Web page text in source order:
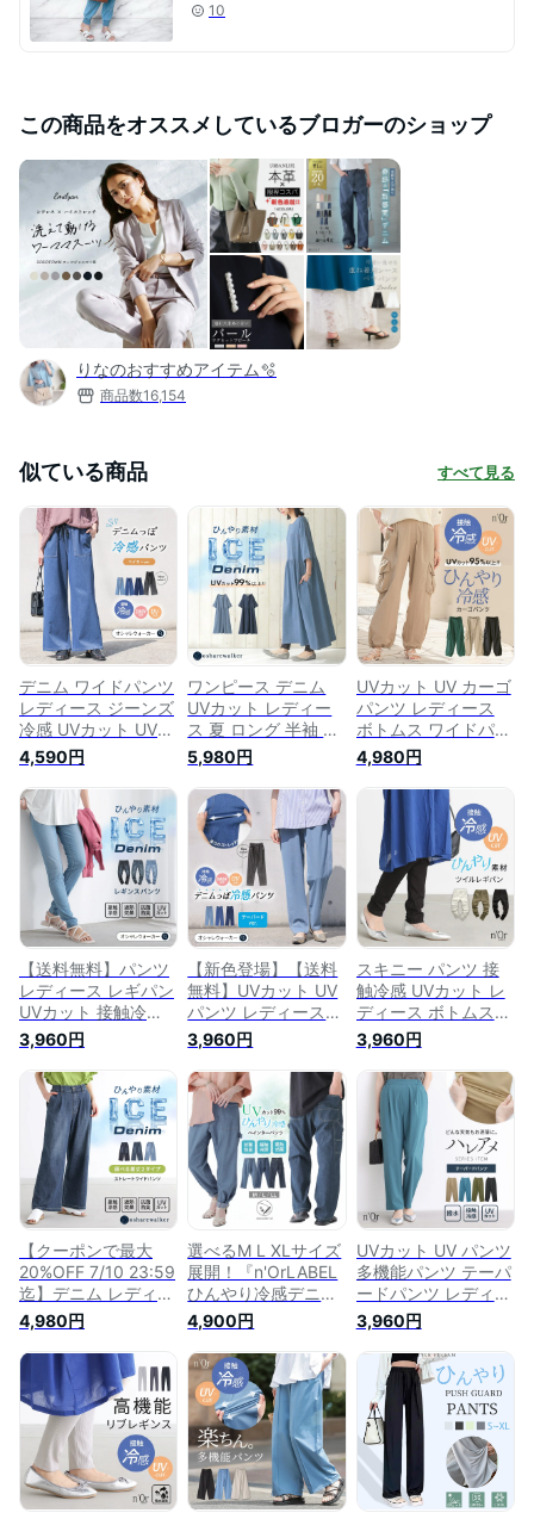
10
この商品をオススメしているブロガーのショップ
りなのおすすめアイテム🫧
商品数16,154
似ている商品 すべて見る
デニム ワイドパンツ
レディース ジーンズ
冷感 UVカット UV
春 夏 ボトムス ロン
グ丈 ジャージー ベ
イカーパンツ ストレ
ッチ 薄手 接触冷感
イージーケア 日焼け
対策 無地 ゆったり
楽ちん オシャレウォ
ーカー※メール便可
※【10】
4,590円
ワンピース デニム
UVカット レディー
ス 夏 ロング 半袖 五
分袖 クルーネック
接触冷感 遮熱効果
抗菌防臭 ストレッチ
無地 レイヤード 紫
外線対策 春 オシャ
レウォーカー【メー
ル便不可】【20】
5,980円
UVカット UV カーゴ
パンツ レディース
ボトムス ワイドパン
ツ ドロスト 無地 ポ
ケット 裾絞り 紫外
線対策 接触冷感 遮
熱 軽い 薄手 涼しい
軽量 ロング丈 春 夏
オシャレウォーカー
※メール便可※【10】
4,980円
【送料無料】パンツ
レディース レギパン
UVカット 接触冷
感 S-3L スキニー
デニム スキニーパン
ツ デニムパンツ ス
トレッチ デニム ウ
エストゴム 春 夏 ボ
トムス ひんやり 紫
外線対策 冷感 抗菌
薄手 涼しい 楽ちん※
メール便可※【10】
3,960円
【新色登場】【送料
無料】UVカット UV
パンツ レディース
春 夏 接触冷感 ボト
ムス デニム ジャー
ジー テーパード イ
ージーケア ジーンズ
ズボン ロング スト
レッチ 楽ちん 日焼
け対策 オシャレウォ
ーカー※メール便可
※【10】
3,960円
スキニー パンツ 接
触冷感 UVカット レ
ディース ボトムス
ロング丈 春 夏 レギ
パン レギンス 紫外
線対策 ひんやり ウ
エストゴム ストレッ
チ レイヤード 大き
いサイズ オシャレウ
ォーカー※メール便
可※【10】
3,960円
【クーポンで最大
20%OFF 7/10 23:59
迄】デニム レディー
ス ボトムス ロング
丈 接触冷感 遮熱 抗
菌 防臭 UVカット 冷
感デニムシリーズ パ
ンツ ロングパンツ
ワイドパンツ ワイド
デニム ブラスト加工
UV機能性 軽い 春 夏
オシャレウォーカー
※メール便可※【10】
4,980円
選べるM L XLサイズ
展開！『n'OrLABEL
ひんやり冷感デニム
ぺインターパンツ』
[デニムパンツ メン
ズ レディース ユニ
セックス 春夏 UVカ
ット 紫外線対策 接
触冷感 遮熱 ストレ
ッチ ロング丈 薄手]
【メール便不可】
4,900円
UVカット UV パンツ
多機能パンツ テーパ
ードパンツ レディー
ス ボトムス 撥水 防
汚 接触 冷感 抗菌 防
臭 紫外線防止 ひん
やり 春 夏 秋 ロング
ストレッチ 楽ちん
美脚 晴雨兼用 軽い
ハレアメシリーズ※
メール便可※【10】
3,960円